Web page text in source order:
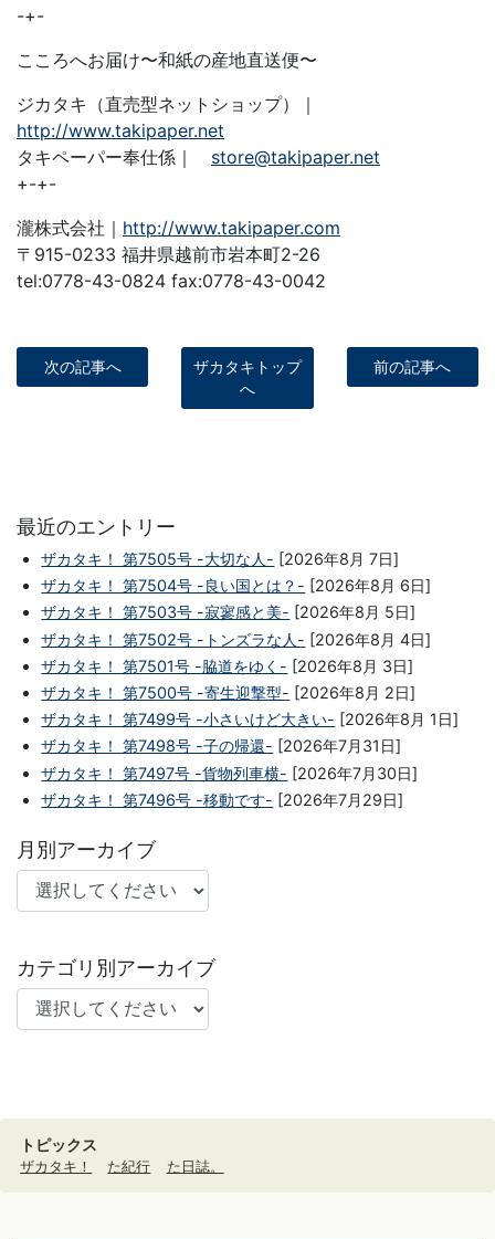
-+-
こころへお届け〜和紙の産地直送便〜
ジカタキ（直売型ネットショップ）｜
http://www.takipaper.net
タキペーパー奉仕係｜ store@takipaper.net
+-+-
瀧株式会社｜ http://www.takipaper.com
〒915-0233 福井県越前市岩本町2-26
tel:0778-43-0824 fax:0778-43-0042
次の記事へ
ザカタキトップ
へ
前の記事へ
最近のエントリー
ザカタキ！ 第7505号 -大切な人- [2026年8月 7日]
ザカタキ！ 第7504号 -良い国とは？- [2026年8月 6日]
ザカタキ！ 第7503号 -寂寥感と美- [2026年8月 5日]
ザカタキ！ 第7502号 -トンズラな人- [2026年8月 4日]
ザカタキ！ 第7501号 -脇道をゆく- [2026年8月 3日]
ザカタキ！ 第7500号 -寄生迎撃型- [2026年8月 2日]
ザカタキ！ 第7499号 -小さいけど大きい- [2026年8月 1日]
ザカタキ！ 第7498号 -子の帰還- [2026年7月31日]
ザカタキ！ 第7497号 -貨物列車横- [2026年7月30日]
ザカタキ！ 第7496号 -移動です- [2026年7月29日]
月別アーカイブ
カテゴリ別アーカイブ
トピックス
ザカタキ！ た紀行 た日誌。